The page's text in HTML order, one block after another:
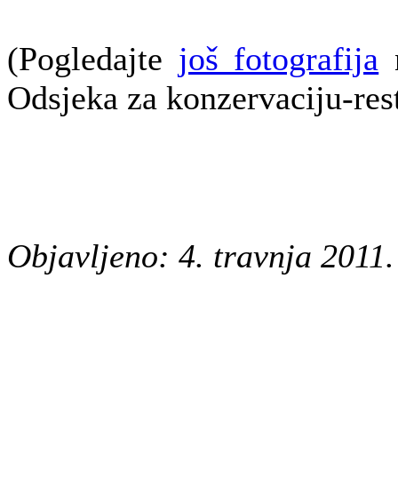
(Pogledajte još fotografija
Odsjeka za konzervaciju-
Objavljeno: 4. travnja 2011.